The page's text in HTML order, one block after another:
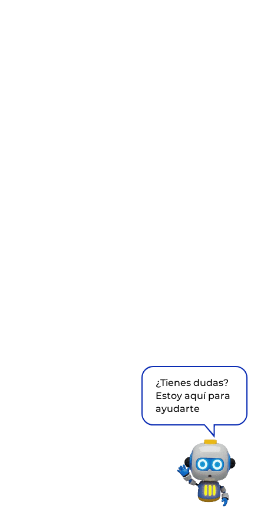
¿Tienes dudas?
Estoy aquí para
ayudarte